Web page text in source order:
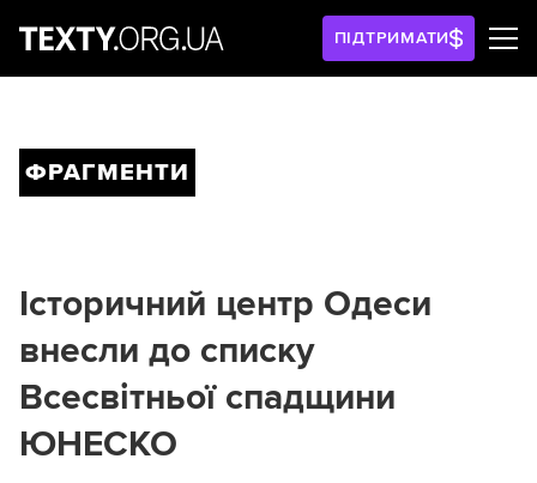
ПІДТРИМАТИ
ФРАГМЕНТИ
Історичний центр Одеси
внесли до списку
Всесвітньої спадщини
ЮНЕСКО